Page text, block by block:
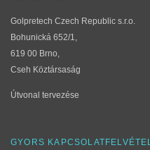
Golpretech Czech Republic s.r.o.
Bohunická 652/1,
619 00 Brno,
Cseh Köztársaság
Útvonal tervezése
GYORS